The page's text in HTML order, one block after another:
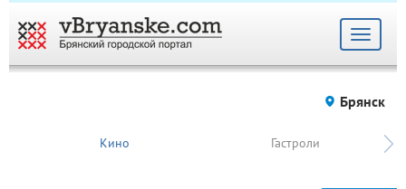
Toggle
Брянск
Кино Гастроли